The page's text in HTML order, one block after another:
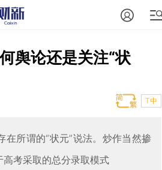
舆论还是关注“状
T中
所谓的“状元”说法。炒作当然掺
考采取的总分录取模式